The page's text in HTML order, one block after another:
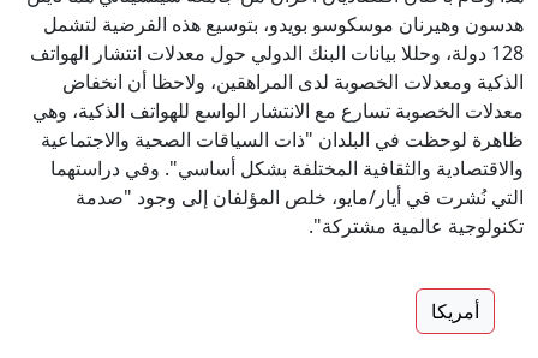
هدسون وهيرنان موسكوسو بويدو، بتوسيع هذه الفرضية لتشمل
128 دولة، وحللا بيانات البنك الدولي حول معدلات انتشار الهواتف
الذكية ومعدلات الخصوبة لدى المراهقين، ولاحظا أن انخفاض
معدلات الخصوبة تسارع مع الانتشار الواسع للهواتف الذكية، وهي
ظاهرة لوحظت في البلدان "ذات السياقات الصحية والاجتماعية
والاقتصادية والثقافية المختلفة بشكل أساسي". وفي دراستهما
التي نُشرت في أيار/مايو، خلص المؤلفان إلى وجود "صدمة
تكنولوجية عالمية مشتركة".
أمريكا